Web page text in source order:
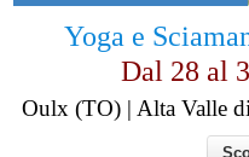
Yoga e
Dal 28 al
Oulx (TO) | Alta Valle